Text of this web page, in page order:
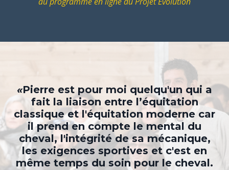
«Pierre est pour moi quelqu'un qui a
fait la liaison entre l’équitation
classique et l'équitation moderne car
il prend en compte le mental du
cheval, l'intégrité de sa mécanique,
les exigences sportives et c'est en
même temps du soin pour le cheval.